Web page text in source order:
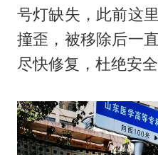
号灯缺失，此前这
撞歪，被移除后一
尽快修复，杜绝安全